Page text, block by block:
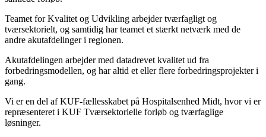
Teamet for Kvalitet og Udvikling arbejder tværfagligt og
tværsektorielt, og samtidig har teamet et stærkt netværk med de
andre akutafdelinger i regionen.
Akutafdelingen arbejder med datadrevet kvalitet ud fra
forbedringsmodellen, og har altid et eller flere forbedringsprojekter i
gang.
Vi er en del af KUF-fællesskabet på Hospitalsenhed Midt, hvor vi er
repræsenteret i KUF Tværsektorielle forløb og tværfaglige
løsninger.